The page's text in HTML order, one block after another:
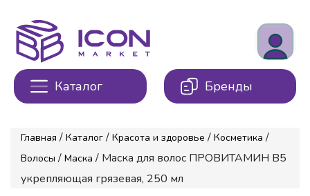
Каталог Бренды
Главная / Каталог / Красота и здоровье / Косметика /
Волосы / Маска / Маска для волос ПРОВИТАМИН В5
укрепляющая грязевая, 250 мл